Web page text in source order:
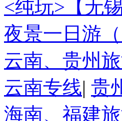
<纯玩> 【无
夜景一日游
云南、贵州
云南专线| 贵
海南、福建